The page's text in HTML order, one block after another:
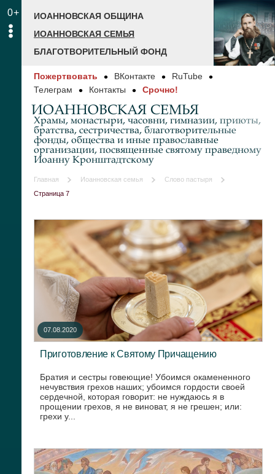
0+
ИОАННОВСКАЯ ОБЩИНА
ИОАННОВСКАЯ СЕМЬЯ
БЛАГОТВОРИТЕЛЬНЫЙ ФОНД
Пожертвовать ВКонтакте
RuTube
Телеграм
Контакты Срочно!
ИОАННОВСКАЯ СЕМЬЯ
Храмы, монастыри, часовни, гимназии, приюты,
братства, сестричества, благотворительные
фонды, общества и иные православные
организации, посвященные святому праведному
Иоанну Кронштадтскому
Главная Иоанновская семья
Слово пастыря
Страница 7
07.08.2020
Приготовление к Святому Причащению
Братия и сестры говеющие! Убоимся окамененного
нечувствия грехов наших; убоимся гордости своей
сердечной, которая говорит: не нуждаюсь я в
прощении грехов, я не виноват, я не грешен; или:
грехи у...